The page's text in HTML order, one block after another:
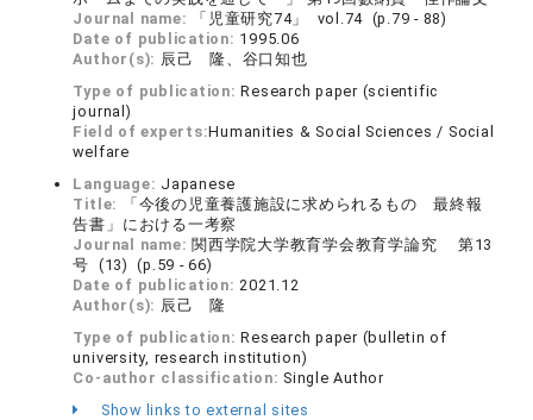
Journal name:
「児童研究74」 vol.74 (p.79 - 88)
Date of publication: 1995.06
Author(s): 辰己 隆、谷口知也
Type of publication:Research paper (scientific
journal)
Field of experts:Humanities & Social Sciences / Social
welfare
Language: Japanese
Title:
「今後の児童養護施設に求められるもの 最終報
告書」における一考察
Journal name: 関西学院大学教育学会教育学論究 第13
号 (13) (p.59 - 66)
Date of publication: 2021.12
Author(s): 辰己 隆
Type of publication:Research paper (bulletin of
university, research institution)
Co-author classification: Single Author
Show links to external sites